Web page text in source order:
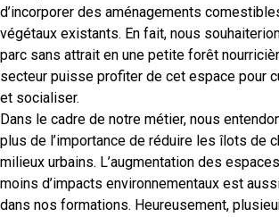
d’incorporer des aménagements
végétaux existants. En fait, nous
parc sans attrait en une petite forêt
secteur puisse profiter de cet espace pour
et socialiser.
Dans le cadre de notre métier, nous
plus de l’importance de réduire les îlots de
milieux urbains. L’augmentation des
moins d’impacts environnementaux est
dans nos formations. Heureusement,